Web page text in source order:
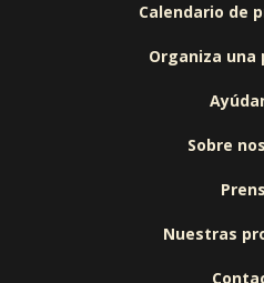
Calendario de
Organiza una
Sobre
Nuestras